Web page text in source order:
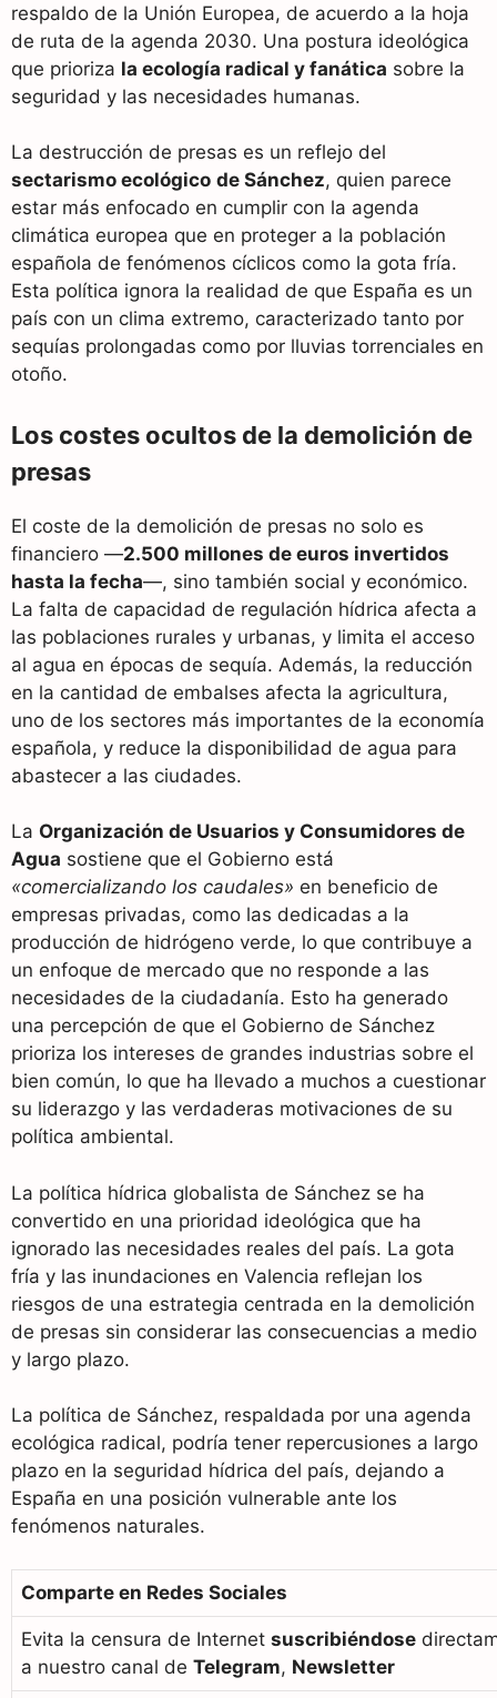
respaldo de la Unión Europea, de acuerdo a la hoja
de ruta de la agenda 2030. Una postura ideológica
que prioriza la ecología radical y fanática sobre la
seguridad y las necesidades humanas.
La destrucción de presas es un reflejo del
sectarismo ecológico de Sánchez, quien parece
estar más enfocado en cumplir con la agenda
climática europea que en proteger a la población
española de fenómenos cíclicos como la gota fría.
Esta política ignora la realidad de que España es un
país con un clima extremo, caracterizado tanto por
sequías prolongadas como por lluvias torrenciales en
otoño.
Los costes ocultos de la demolición de
presas
El coste de la demolición de presas no solo es
financiero —2.500 millones de euros invertidos
hasta la fecha—, sino también social y económico.
La falta de capacidad de regulación hídrica afecta a
las poblaciones rurales y urbanas, y limita el acceso
al agua en épocas de sequía. Además, la reducción
en la cantidad de embalses afecta la agricultura,
uno de los sectores más importantes de la economía
española, y reduce la disponibilidad de agua para
abastecer a las ciudades.
La Organización de Usuarios y Consumidores de
Agua sostiene que el Gobierno está
«comercializando los caudales» en beneficio de
empresas privadas, como las dedicadas a la
producción de hidrógeno verde, lo que contribuye a
un enfoque de mercado que no responde a las
necesidades de la ciudadanía. Esto ha generado
una percepción de que el Gobierno de Sánchez
prioriza los intereses de grandes industrias sobre el
bien común, lo que ha llevado a muchos a cuestionar
su liderazgo y las verdaderas motivaciones de su
política ambiental.
La política hídrica globalista de Sánchez se ha
convertido en una prioridad ideológica que ha
ignorado las necesidades reales del país. La gota
fría y las inundaciones en Valencia reflejan los
riesgos de una estrategia centrada en la demolición
de presas sin considerar las consecuencias a medio
y largo plazo.
La política de Sánchez, respaldada por una agenda
ecológica radical, podría tener repercusiones a largo
plazo en la seguridad hídrica del país, dejando a
España en una posición vulnerable ante los
fenómenos naturales.
Comparte en Redes Sociales
Evita la censura de Internet suscribiéndose
a nuestro canal de Telegram, Newsletter